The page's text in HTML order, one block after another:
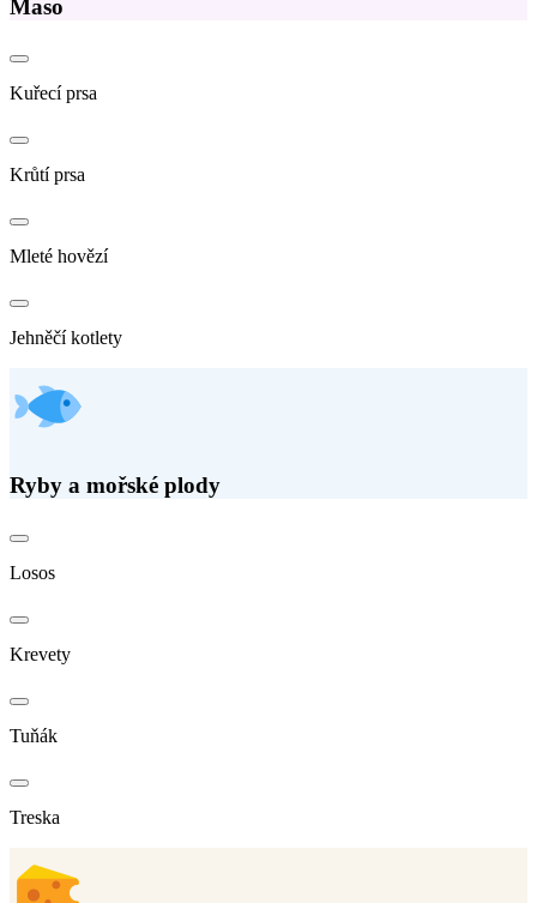
Maso
Kuřecí prsa
Krůtí prsa
Mleté hovězí
Jehněčí kotlety
Ryby a mořské plody
Losos
Krevety
Tuňák
Treska